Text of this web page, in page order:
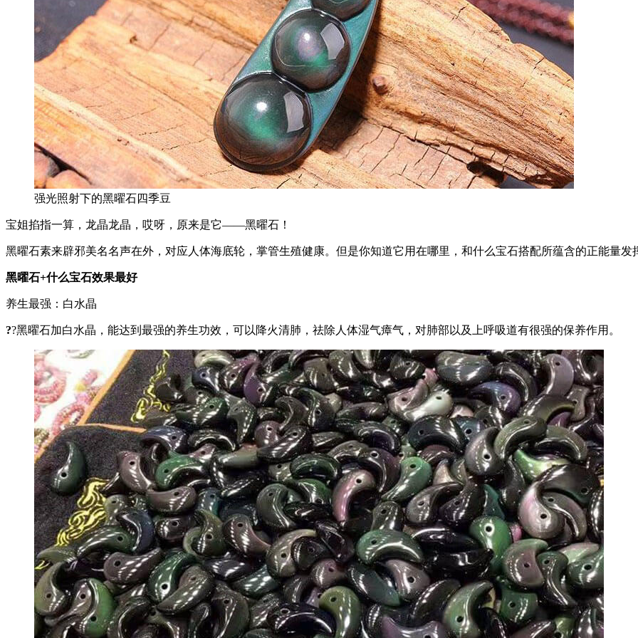
强光照射下的黑曜石四季豆
宝姐掐指一算，龙晶龙晶，哎呀，原来是它——黑曜石！
黑曜石素来辟邪美名名声在外，对应人体海底轮，掌管生殖健康。但是你知道它用在哪里，和什么宝石搭配所蕴含的正能量发
黑曜石+什么宝石效果最好
养生最强：白水晶
??黑曜石加白水晶，能达到最强的养生功效，可以降火清肺，祛除人体湿气瘴气，对肺部以及上呼吸道有很强的保养作用。